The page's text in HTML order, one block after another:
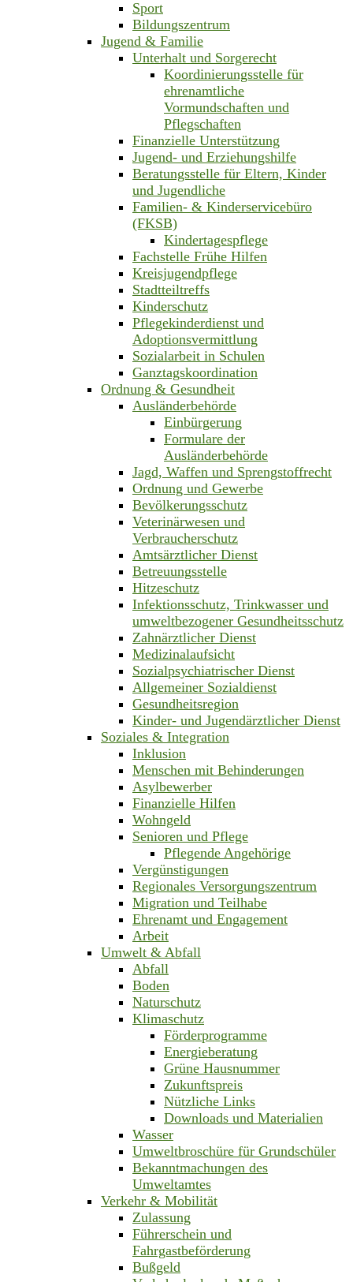
Sport
Bildungszentrum
Jugend & Familie
Unterhalt und Sorgerecht
Koordinierungsstelle für
ehrenamtliche
Vormundschaften und
Pflegschaften
Finanzielle Unterstützung
Jugend- und Erziehungshilfe
Beratungsstelle für Eltern, Kinder
und Jugendliche
Familien- & Kinderservicebüro
(FKSB)
Kindertagespflege
Fachstelle Frühe Hilfen
Kreisjugendpflege
Stadtteiltreffs
Kinderschutz
Pflegekinderdienst und
Adoptionsvermittlung
Sozialarbeit in Schulen
Ganztagskoordination
Ordnung & Gesundheit
Ausländerbehörde
Einbürgerung
Formulare der
Ausländerbehörde
Jagd, Waffen und Sprengstoffrecht
Ordnung und Gewerbe
Bevölkerungsschutz
Veterinärwesen und
Verbraucherschutz
Amtsärztlicher Dienst
Betreuungsstelle
Hitzeschutz
Infektionsschutz, Trinkwasser und
umweltbezogener Gesundheitsschutz
Zahnärztlicher Dienst
Medizinalaufsicht
Sozialpsychiatrischer Dienst
Allgemeiner Sozialdienst
Gesundheitsregion
Kinder- und Jugendärztlicher Dienst
Soziales & Integration
Inklusion
Menschen mit Behinderungen
Asylbewerber
Finanzielle Hilfen
Wohngeld
Senioren und Pflege
Pflegende Angehörige
Vergünstigungen
Regionales Versorgungszentrum
Migration und Teilhabe
Ehrenamt und Engagement
Arbeit
Umwelt & Abfall
Abfall
Boden
Naturschutz
Klimaschutz
Förderprogramme
Energieberatung
Grüne Hausnummer
Zukunftspreis
Nützliche Links
Downloads und Materialien
Wasser
Umweltbroschüre für Grundschüler
Bekanntmachungen des
Umweltamtes
Verkehr & Mobilität
Zulassung
Führerschein und
Fahrgastbeförderung
Bußgeld